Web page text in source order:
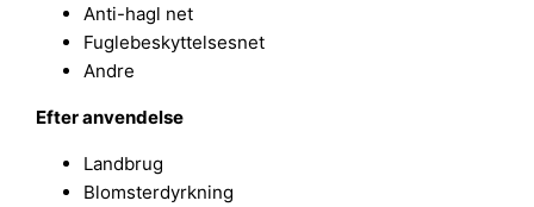
Anti-hagl net
Fuglebeskyttelsesnet
Andre
Efter anvendelse
Landbrug
Blomsterdyrkning